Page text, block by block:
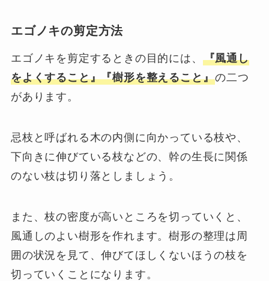
エゴノキの剪定方法
エゴノキを剪定するときの目的には、 『風通し
をよくすること』『樹形を整えること』の二つ
があります。
忌枝と呼ばれる木の内側に向かっている枝や、
下向きに伸びている枝などの、幹の生長に関係
のない枝は切り落としましょう。
また、枝の密度が高いところを切っていくと、
風通しのよい樹形を作れます。樹形の整理は周
囲の状況を見て、伸びてほしくないほうの枝を
切っていくことになります。